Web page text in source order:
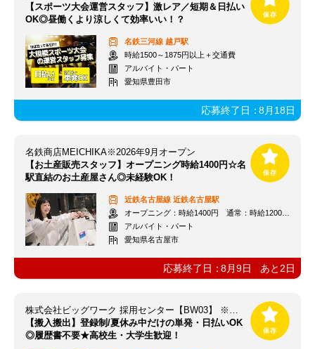
【スポーツ大会運営スタッフ】激レア／短期＆日払い
OK◎昼働くより涼しくて効率いい！？
名鉄三河線 越戸駅
時給1500～1875円以上＋交通費
アルバイト・パート
愛知県豊田市
応募終了日：8月18日
名鉄商店MEICHIKA※2026年9月オープン
【お土産販売スタッフ】オープニング時給1400円☆名
駅直結のお土産屋さん◎未経験OK！
近鉄名古屋線 近鉄名古屋駅
オープニング：時給1400円 通常：時給1200円～＋交通費全額支給
アルバイト・パート
愛知県名古屋市
応募終了日：8月9日 あと 2日
株式会社ビッグワーク 採用センター【BW03】 ※立川エリア
【搬入搬出】登録制/夏休み中だけの単発・日払いOK
◎履歴書不要★高校生・大学生歓迎！